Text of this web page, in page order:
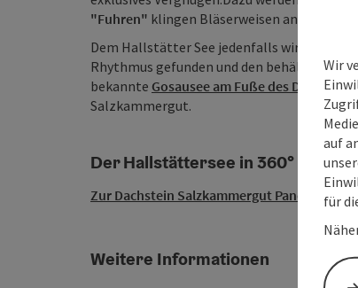
"Fuhren" klingen Bläserweisen ans Ufer.
Dem Hallstätter See jedenfalls wirds egal
Rhythmus gefunden und den behält er
bekannte Gosausee am Fuße des Dachsteins
Salzkammergut.
Der Hallstättersee in 360°
Zur Dachstein Salzkammergut Panorama
Weitere Informationen
Wir
auf
für